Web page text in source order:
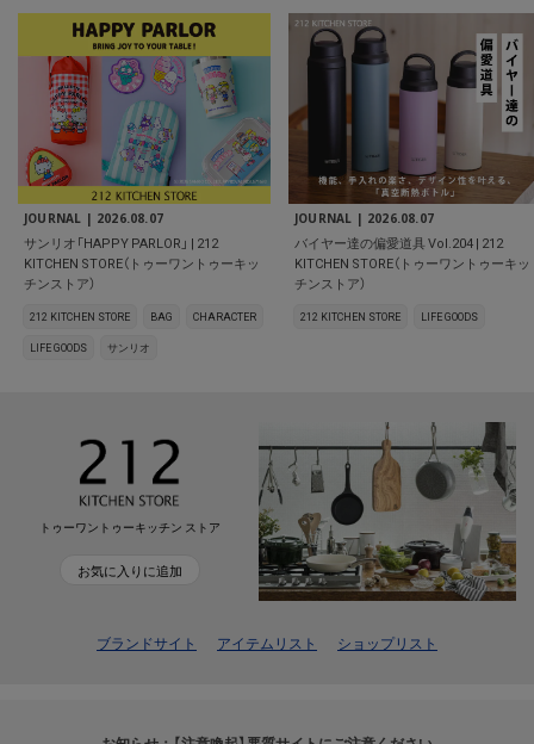
JOURNAL | 2026.08.07
サンリオ「HAPPY PARLOR」 | 212
KITCHEN STORE（トゥーワントゥーキッ
チンストア）
212 KITCHEN STORE BAG
CHARACTER
LIFE GOODS
サンリオ
JOURNAL | 2026.08.07
バイヤー達の偏愛道具 Vol.204 | 212
KITCHEN STORE（トゥーワントゥーキッ
チンストア）
212 KITCHEN STORE LIFE GOODS
トゥーワントゥーキッチン ストア
お気に入りに追加
ブランドサイト アイテムリスト ショップリスト